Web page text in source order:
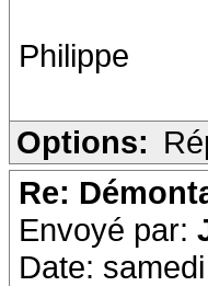
Philippe
Options:
Re:
Envoyé par:
Date: